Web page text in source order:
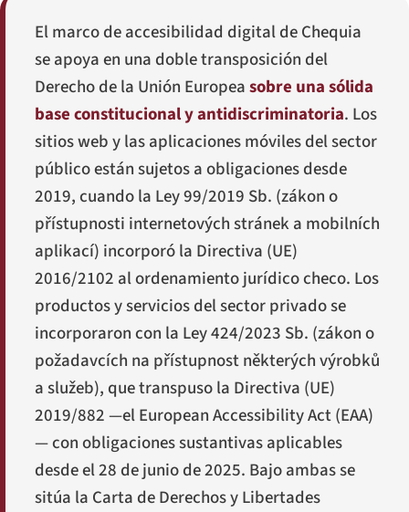
El marco de accesibilidad digital de Chequia
se apoya en una doble transposición del
Derecho de la Unión Europeasobre una sólida
base constitucional y antidiscriminatoria. Los
sitios web y las aplicaciones móviles del sector
público están sujetos a obligaciones desde
2019, cuando la Ley 99/2019 Sb. (zákon o
přístupnosti internetových stránek a mobilních
aplikací) incorporó la Directiva (UE)
2016/2102 al ordenamiento jurídico checo. Los
productos y servicios del sector privado se
incorporaron con la Ley 424/2023 Sb. (zákon o
požadavcích na přístupnost některých výrobků
a služeb), que transpuso la Directiva (UE)
2019/882 —el European Accessibility Act (EAA)
— con obligaciones sustantivas aplicables
desde el 28 de junio de 2025. Bajo ambas se
sitúa la Carta de Derechos y Libertades